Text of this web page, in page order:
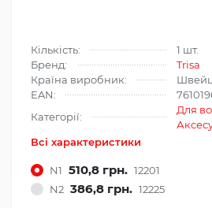
Кількість:
1 шт.
Бренд:
Trisa
Країна виробник:
EAN:
Категорії:
Для
Всі характеристики
N1 510,8 грн. 12201
N2 386,8 грн. 12225